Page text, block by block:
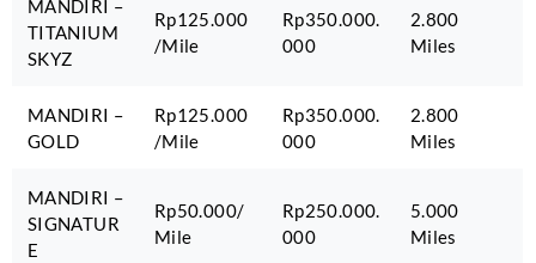
MANDIRI –
TITANIUM
SKYZ
Rp125.000
/Mile
Rp350.000.
000
2.800
Miles
MANDIRI –
GOLD
Rp125.000
/Mile
Rp350.000.
000
2.800
Miles
MANDIRI –
SIGNATUR
E
Rp50.000/
Mile
Rp250.000.
000
5.000
Miles